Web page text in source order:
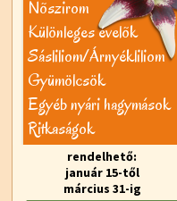
Nõszirom
Különleges évelõk
Sásliliom/Árnyékliliom
Gyümölcsök
Egyéb nyári hagymások
Ritkaságok
rendelhető:
január 15-től
március 31-ig